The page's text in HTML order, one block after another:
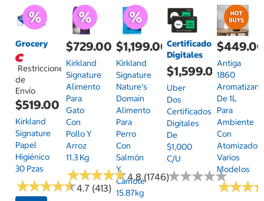
Grocery
Restricciones
de
Envío
$519.00
Kirkland
Signature
Papel
Higiénico
30 Pzas
★★★★★
★★★★★4.7 (413)
$729.00
Kirkland
Signature
Alimento
Para
Gato
Con
Pollo Y
Arroz
11.3 Kg
★★★★★
★★★★★4.8 (1746)
$1,199.00
Kirkland
Signature
Nature's
Domain
Alimento
Para
Perro
Con
Salmón
Y
Camote
15.87kg
Certificados
Digitales
$1,599.00
Uber
Dos
Certificados
Digitales
De
$1,000
C/u
★★★★★
★★★★★
Antiga
1860
De 1L
Para
Ambiente
Con
Atomizador,
Varios
Modelos
★★★
★★★